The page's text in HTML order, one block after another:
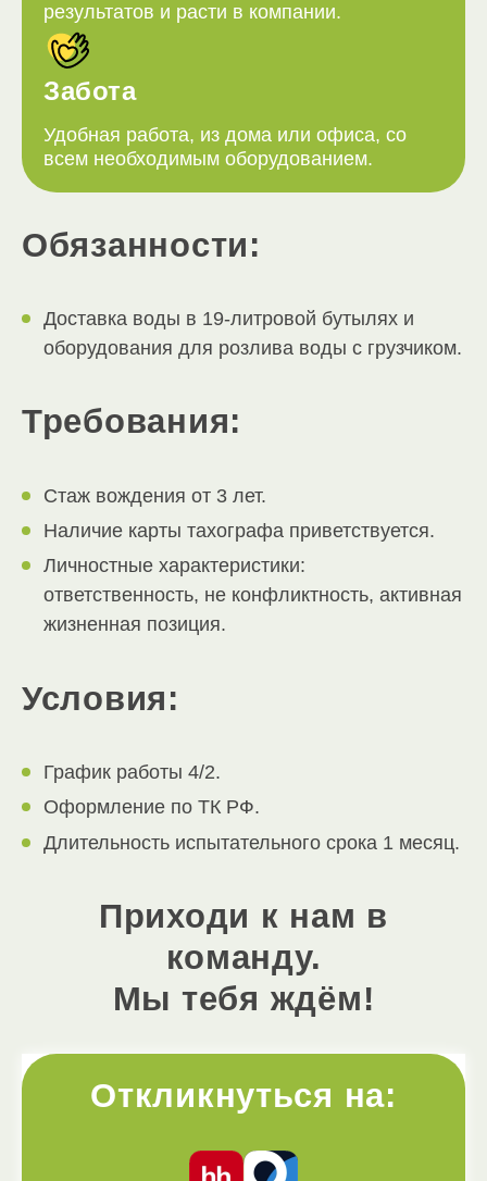
результатов и расти в компании.
Забота
Удобная работа, из дома или офиса, со
всем необходимым оборудованием.
Обязанности:
Доставка воды в 19-литровой бутылях и
оборудования для розлива воды с грузчиком.
Требования:
Стаж вождения от 3 лет.
Наличие карты тахографа приветствуется.
Личностные характеристики:
ответственность, не конфликтность, активная
жизненная позиция.
Условия:
График работы 4/2.
Оформление по ТК РФ.
Длительность испытательного срока 1 месяц.
Приходи к нам в
команду.
Мы тебя ждём!
Откликнуться на: